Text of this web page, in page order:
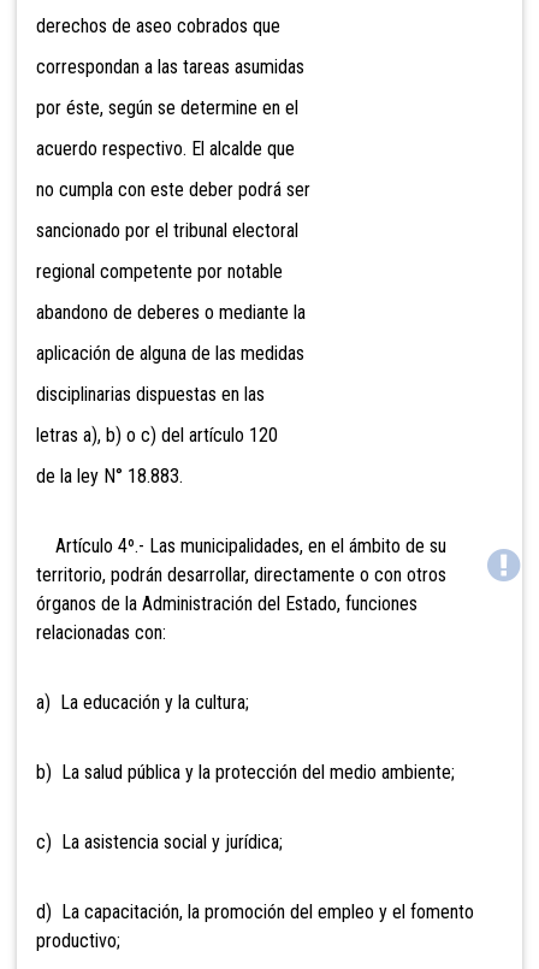
derechos de aseo cobrados que
correspondan a las tareas asumidas
por éste, según se determine en el
acuerdo respectivo. El alcalde que
no cumpla con este deber podrá ser
sancionado por el tribunal electoral
regional competente por notable
abandono de deberes o mediante la
aplicación de alguna de las medidas
disciplinarias dispuestas en las
letras a), b) o c) del artículo 120
de la ley N° 18.883.
Artículo 4º.- Las municipalidades, en el ámbito de su
territorio, podrán desarrollar, directamente o con otros
órganos de la Administración del Estado, funciones
relacionadas con:
a) La educación y la cultura;
b) La salud pública y la protección del medio ambiente;
c) La asistencia social y jurídica;
d) La capacitación, la promoción del empleo y el fomento
productivo;